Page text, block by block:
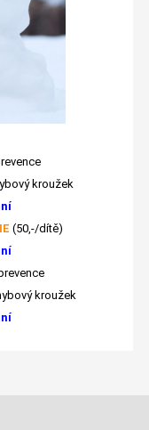
kroužek
(50,-/dítě)
kroužek